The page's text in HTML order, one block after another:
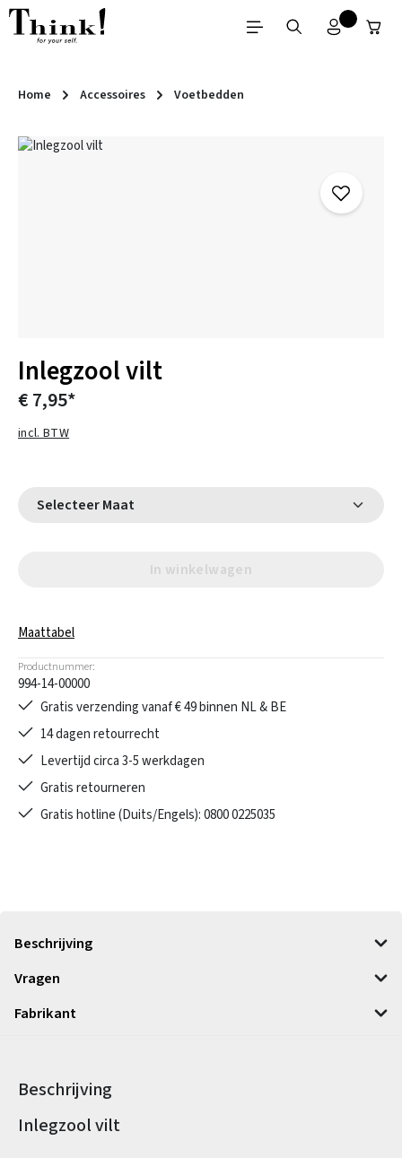
Ga naar de hoofdinhoud
Home Accessoires Voetbedden
Afbeeldingengalerij overslaan
Inlegzool vilt
€ 7,95*
incl. BTW
Selecteer Maat
In winkelwagen
Maattabel
Productnummer:
994-14-00000
Gratis verzending vanaf € 49 binnen NL & BE
14 dagen retourrecht
Levertijd circa 3-5 werkdagen
Gratis retourneren
Gratis hotline (Duits/Engels): 0800 0225035
Beschrijving
Vragen
Fabrikant
Beschrijving
Productinformatie
Inlegzool vilt